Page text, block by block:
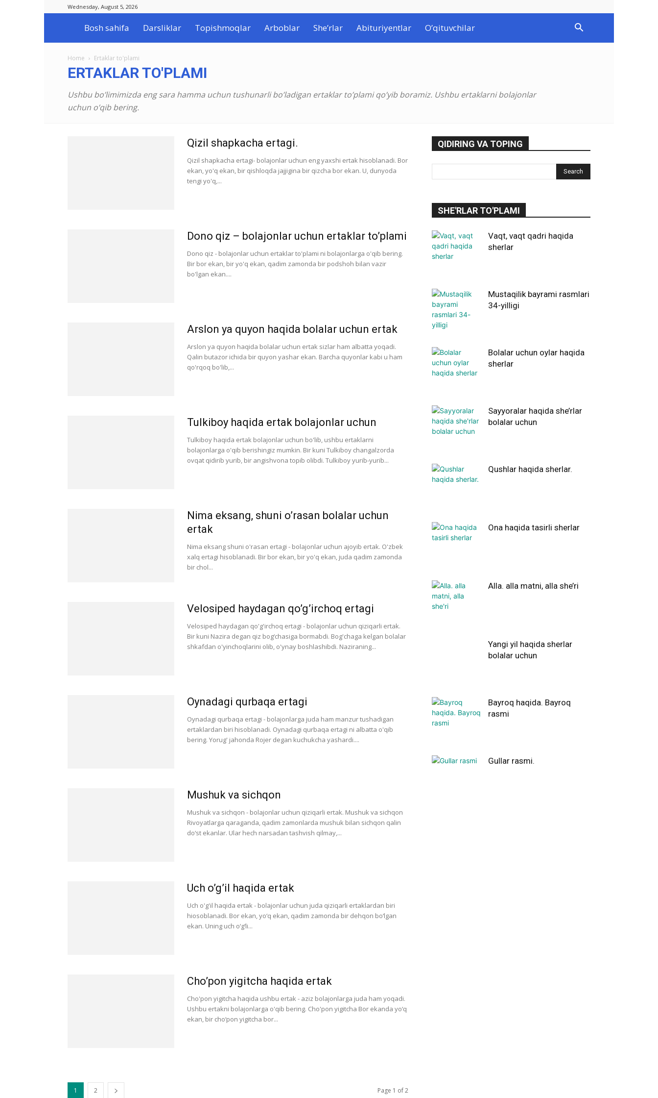
Wednesday, August 5, 2026
Ilmlar.uz
Bosh sahifa Darsliklar Topishmoqlar Arboblar She’rlar Abituriyentlar O’qituvchilar
Home Ertaklar to'plami
ERTAKLAR TO'PLAMI
Ushbu bo’limimizda eng sara hamma uchun tushunarli bo’ladigan ertaklar to’plami qo’yib boramiz. Ushbu ertaklarni bolajonlar
uchun o’qib bering.
Qizil shapkacha ertagi.
Qizil shapkacha ertagi- bolajonlar uchun eng yaxshi ertak hisoblanadi. Bor
ekan, yo'q ekan, bir qishloqda jajjigina bir qizcha bor ekan. U, dunyoda
tengi yo'q,...
Dono qiz – bolajonlar uchun ertaklar to’plami
Dono qiz - bolajonlar uchun ertaklar to'plami ni bolajonlarga o'qib bering.
Bir bor ekan, bir yo'q ekan, qadim zamonda bir podshoh bilan vazir
bo'lgan ekan....
Arslon уа quyon haqida bolalar uchun ertak
Arslon уа quyon haqida bolalar uchun ertak sizlar ham albatta yoqadi.
Qalin butazor ichida bir quyon yashar ekan. Barcha quyonlar kabi u ham
qo'rqoq bo'lib,...
Tulkiboy haqida ertak bolajonlar uchun
Tulkiboy haqida ertak bolajonlar uchun bo'lib, ushbu ertaklarni
bolajonlarga o'qib berishingiz mumkin. Bir kuni Tulkiboy changalzorda
ovqat qidirib yurib, bir angishvona topib olibdi. Tulkiboy yurib-yurib...
Nima eksang, shuni o’rasan bolalar uchun
ertak
Nima eksang shuni o'rasan ertagi - bolajonlar uchun ajoyib ertak. O'zbek
xalq ertagi hisoblanadi. Bir bor ekan, bir yo'q ekan, juda qadim zamonda
bir chol...
Velosiped haydagan qo’g’irchoq ertagi
Velosiped haydagan qo'g'irchoq ertagi - bolajonlar uchun qiziqarli ertak.
Bir kuni Nazira degan qiz bog‘chasiga bormabdi. Bog'chaga kelgan bolalar
shkafdan o'yinchoqlarini olib, o'ynay boshlashibdi. Naziraning...
Oynadagi qurbaqa ertagi
Oynadagi qurbaqa ertagi - bolajonlarga juda ham manzur tushadigan
ertaklardan biri hisoblanadi. Oynadagi qurbaqa ertagi ni albatta o'qib
bering. Yorug' jahonda Rojer degan kuchukcha yashardi....
Mushuk va sichqon
Mushuk va sichqon - bolajonlar uchun qiziqarli ertak. Mushuk va sichqon
Rivoyatlarga qaraganda, qadim zamonlarda mushuk bilan sichqon qalin
do‘st ekanlar. Ular hеch narsadan tashvish qilmay,...
Uch o’g’il haqida ertak
Uch o'g'il haqida ertak - bolajonlar uchun juda qiziqarli ertaklardan biri
hiosoblanadi. Bor ekan, yo‘q ekan, qadim zamonda bir dehqon bo‘lgan
ekan. Uning uch o‘g‘li...
Cho’pon yigitcha haqida ertak
Cho'pon yigitcha haqida ushbu ertak - aziz bolajonlarga juda ham yoqadi.
Ushbu ertakni bolajonlarga o'qib bering. Cho'pon yigitcha Bor ekanda yo‘q
ekan, bir cho‘pon yigitcha bor...
1 2 Page 1 of 2
QIDIRING VA TOPING
SHE'RLAR TO'PLAMI
Vaqt, vaqt qadri haqida
sherlar
Mustaqilik bayrami rasmlari
34-yilligi
Bolalar uchun oylar haqida
sherlar
Sayyoralar haqida she’rlar
bolalar uchun
Qushlar haqida sherlar.
Ona haqida tasirli sherlar
Alla. alla matni, alla she’ri
Yangi yil haqida sherlar
bolalar uchun
Bayroq haqida. Bayroq
rasmi
Gullar rasmi.